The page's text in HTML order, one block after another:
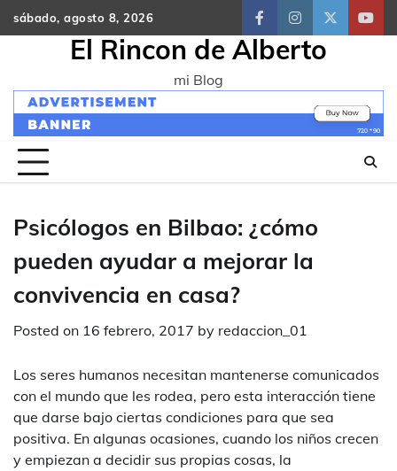
Skip
to
sábado, agosto 8, 2026
facebookinstagram
twitter
El Rincon de Alberto
mi Blog
Psicólogos en Bilbao: ¿cómo
pueden ayudar a mejorar la
convivencia en casa?
Posted on 16 febrero, 2017 by redaccion_01
Los seres humanos necesitan mantenerse comunicados
con el mundo que les rodea, pero esta interacción tiene
que darse bajo ciertas condiciones para que sea
positiva. En algunas ocasiones, cuando los niños crecen
y empiezan a decidir sus propias cosas, la